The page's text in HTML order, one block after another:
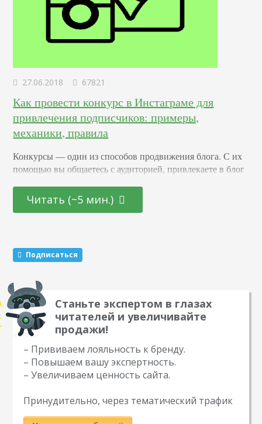
27.06.2018 67821
Как провести конкурс в Инстаграме для
привлечения подписчиков: примеры,
механики, правила
Конкурсы –– один из способов продвижения блога. С их
помощью вы общаетесь с аудиторией, привлекаете в блог
что вы обещаете участникам подарок за то, что они тем
или иным образом расскажут о вас другим пользователям.
механики, которые маркетологи советуют чередовать…
Читать (~5 мин.)
Подписаться
Станьте экспертом в глазах
читателей и увеличивайте
продажи!
– Прививаем лояльность к бренду.
– Повышаем вашу экспертность.
– Увеличиваем ценность сайта.
Принудительно, через тематический трафик